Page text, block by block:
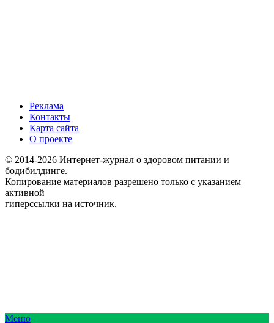
Реклама
Контакты
Карта сайта
О проекте
© 2014-2026 Интернет-журнал о здоровом питании и
бодибилдинге.
Копирование материалов разрешено только с указанием
активной
гиперссылки на источник.
Меню